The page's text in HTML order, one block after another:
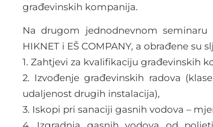
građevinskih kompanija.
Na drugom jednodnevnom seminaru
HIKNET i EŠ COMPANY, a obrađene su
1. Zahtjevi za kvalifikaciju građevinskih
2. Izvođenje građevinskih radova
udaljenost drugih instalacija),
3. Iskopi pri sanaciji gasnih vodova –